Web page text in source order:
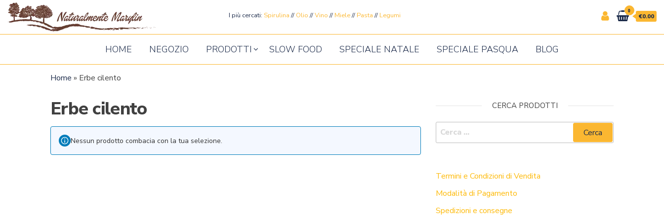
Naturalmente
I più cercati: Spirulina // Olio //Vino // Miele// Pasta // Legumi
0
€0.00
HOME NEGOZIO PRODOTTI SLOW FOOD SPECIALE NATALE SPECIALE PASQUA BLOG
Home » Erbe cilento
Erbe cilento
Nessun prodotto combacia con la tua selezione.
CERCA PRODOTTI
Termini e Condizioni di Vendita
Modalità di Pagamento
Spedizioni e consegne